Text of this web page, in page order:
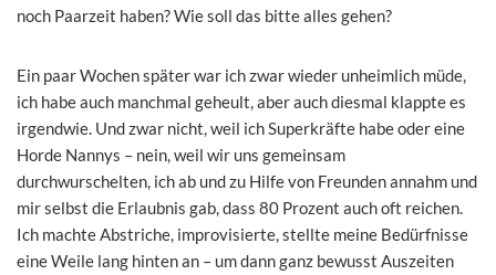
noch Paarzeit haben? Wie soll das bitte alles gehen?
Ein paar Wochen später war ich zwar wieder unheimlich müde,
ich habe auch manchmal geheult, aber auch diesmal klappte es
irgendwie. Und zwar nicht, weil ich Superkräfte habe oder eine
Horde Nannys – nein, weil wir uns gemeinsam
durchwurschelten, ich ab und zu Hilfe von Freunden annahm und
mir selbst die Erlaubnis gab, dass 80 Prozent auch oft reichen.
Ich machte Abstriche, improvisierte, stellte meine Bedürfnisse
eine Weile lang hinten an – um dann ganz bewusst Auszeiten